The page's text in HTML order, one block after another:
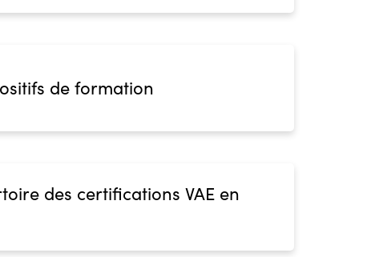
de formation
des certifications VAE en